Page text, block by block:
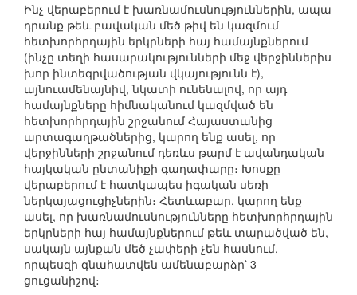
Ինչ վերաբերում է խառնամուսնություններին, ապա
դրանք թեև բավական մեծ թիվ են կազմում
հետխորհրդային երկրների հայ համայնքներում
(ինչը տեղի հասարակությունների մեջ վերջիններիս
խոր ինտեգրվածության վկայությունն է),
այնուամենայնիվ, նկատի ունենալով, որ այդ
համայնքները հիմնականում կազմված են
հետխորհրդային շրջանում Հայաստանից
արտագաղթածներից, կարող ենք ասել, որ
վերջինների շրջանում դեռևս թարմ է ավանդական
հայկական ընտանիքի գաղափարը։ Խոսքը
վերաբերում է հատկապես իգական սեռի
ներկայացուցիչներին։ Հետևաբար, կարող ենք
ասել, որ խառնամուսնությունները հետխորհրդային
երկրների հայ համայնքներում թեև տարածված են,
սակայն այնքան մեծ չափերի չեն հասնում,
որպեսզի գնահատվեն ամենաբարձր՝ 3
ցուցանիշով։